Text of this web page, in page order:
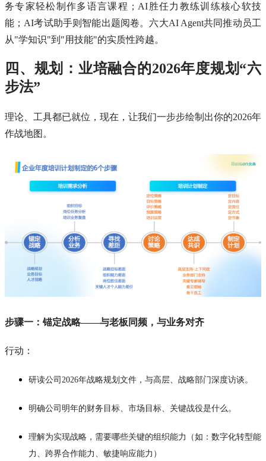
务专家轻松制作多语言课程；AI胜任力教练训练核心软技
能；AI考试助手则智能出题阅卷。六大AI Agent共同推动员工
从"学知识"到"用技能"的实质性跨越。
四、规划：业培融合的2026年度规划“六
步法”
理论、工具都已就位，现在，让我们一步步绘制出你的2026年
作战地图。
步骤一：锚定战略——与老板同频，与业务对齐
行动：
研读公司2026年战略规划文件，与高层、战略部门深度访谈。
明确公司明年的财务目标、市场目标、关键战役是什么。
理解为实现战略，需要哪些关键的组织能力（如：数字化转型能
力、跨界合作能力、敏捷响应能力）